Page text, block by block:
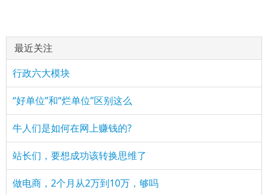
最近关注
行政六大模块
“好单位”和“烂单位”区别这么
牛人们是如何在网上赚钱的?
站长们，要想成功该转换思维了
做电商，2个月从2万到10万，够吗